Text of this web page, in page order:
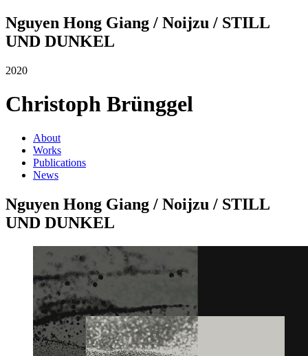
Nguyen Hong Giang / Noijzu / STILL
UND DUNKEL
2020
Christoph Brünggel
About
Works
Publications
News
Nguyen Hong Giang / Noijzu / STILL
UND DUNKEL